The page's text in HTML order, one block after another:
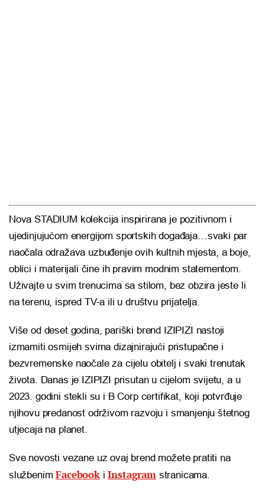
Nova STADIUM kolekcija inspirirana je pozitivnom i
ujedinjujućom energijom sportskih događaja…svaki par
naočala odražava uzbuđenje ovih kultnih mjesta, a boje,
oblici i materijali čine ih pravim modnim statementom.
Uživajte u svim trenucima sa stilom, bez obzira jeste li
na terenu, ispred TV-a ili u društvu prijatelja.
Više od deset godina, pariški brend IZIPIZI nastoji
izmamiti osmijeh svima dizajnirajući pristupačne i
bezvremenske naočale za cijelu obitelj i svaki trenutak
života. Danas je IZIPIZI prisutan u cijelom svijetu, a u
2023. godini stekli su i B Corp certifikat, koji potvrđuje
njihovu predanost održivom razvoju i smanjenju štetnog
utjecaja na planet.
Sve novosti vezane uz ovaj brend možete pratiti na
službenimFacebookiInstagram stranicama.